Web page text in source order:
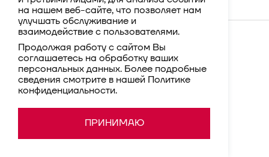
на нашем веб-сайте, что позволяет нам
улучшать обслуживание и
взаимодействие с пользователями.
Продолжая работу с сайтом Вы
соглашаетесь на обработку ваших
персональных данных. Более подробные
сведения смотрите в нашей Политике
конфиденциальности.
ПРИНИМАЮ